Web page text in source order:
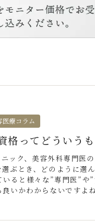
医療コラム
格ってどういう
ック、美容外科専門医
ぶとき、どのように選
ると様々な”専門医”や
いかわからないですよ